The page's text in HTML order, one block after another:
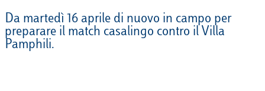
Da martedì 16 aprile di nuovo in campo per
preparare il match casalingo contro il Villa
Pamphili.